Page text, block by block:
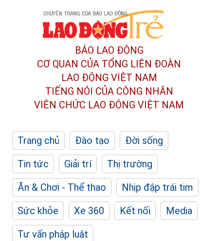
BÁO LAO ĐỘNG
CƠ QUAN CỦA TỔNG LIÊN ĐOÀN
LAO ĐỘNG VIỆT NAM
TIẾNG NÓI CỦA CÔNG NHÂN
VIÊN CHỨC LAO ĐỘNG VIỆT NAM
Trang chủ Đào tạo
Đời sống
Tin tức
Giải trí
Thị trường
Ăn & Chơi - Thể thao
Nhịp đập trái tim
Sức khỏe
Xe 360 Kết nối
Media
Tư vấn pháp luật